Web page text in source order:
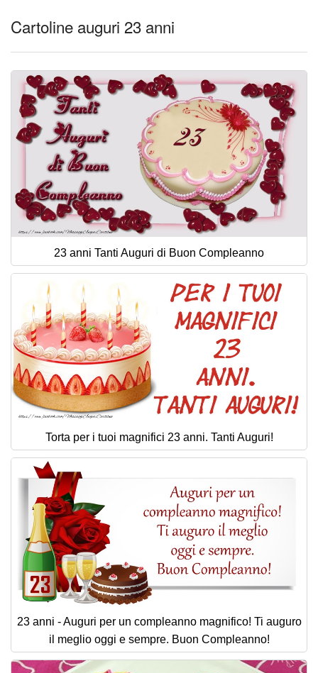
Cartoline auguri 23 anni
23 anni Tanti Auguri di Buon Compleanno
Torta per i tuoi magnifici 23 anni. Tanti Auguri!
23 anni - Auguri per un compleanno magnifico! Ti auguro
il meglio oggi e sempre. Buon Compleanno!